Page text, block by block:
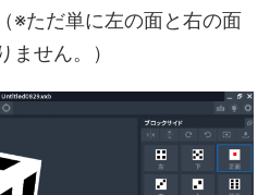
※ただ単に左の面と右の面
ません。）